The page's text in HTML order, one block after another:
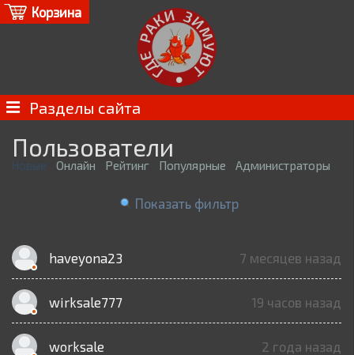
Корзина
Разделы сайта
Пользователи
Новые Онлайн Рейтинг Популярные Администраторы
Показать фильтр
haveyona23 7 месяцев назад
wirksale777 19 часов назад
worksale 2 года назад